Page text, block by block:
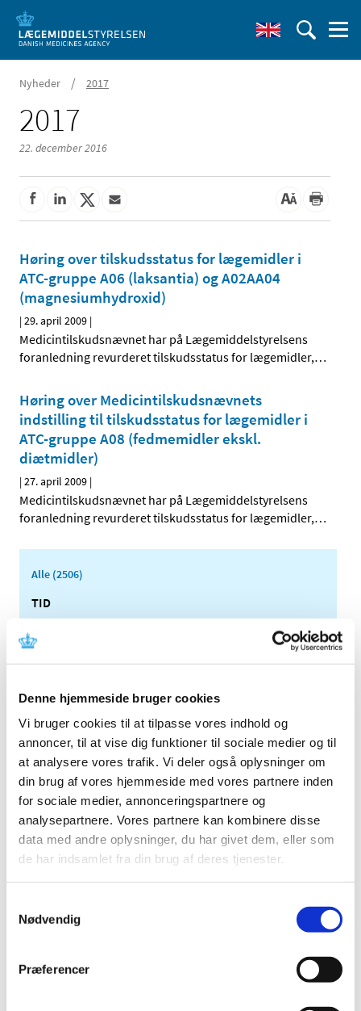
Denne hjemmeside bruger cookies
Vi bruger cookies til at tilpasse vores indhold og
annoncer, til at vise dig funktioner til sociale medier og til
at analysere vores trafik. Vi deler også oplysninger om
din brug af vores hjemmeside med vores partnere inden
for sociale medier, annonceringspartnere og
analysepartnere. Vores partnere kan kombinere disse
data med andre oplysninger, du har givet dem, eller som
de har indsamlet fra din brug af deres tjenester.
Nødvendig
Præferencer
Nyheder / 2017
2017
22. december 2016
Høring over tilskudsstatus for lægemidler i
ATC-gruppe A06 (laksantia) og A02AA04
(magnesiumhydroxid)
|29. april 2009 |
Medicintilskudsnævnet har på Lægemiddelstyrelsens
foranledning revurderet tilskudsstatus for lægemidler,…
Høring over Medicintilskudsnævnets
indstilling til tilskudsstatus for lægemidler i
ATC-gruppe A08 (fedmemidler ekskl.
diætmidler)
|27. april 2009 |
Medicintilskudsnævnet har på Lægemiddelstyrelsens
foranledning revurderet tilskudsstatus for lægemidler,…
Alle (2506)
TID
2025 (158)
2023 (195)
2022 (197)
2021 (516)
2020 (263)
2019 (159)
2018 (150)
2017 (167)
2016 (167)
2013 (49)
2011 (13)